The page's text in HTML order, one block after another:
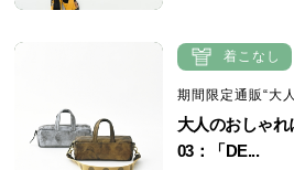
着こなし
期間限定通販“大
大人のおしゃ
03：「DE...